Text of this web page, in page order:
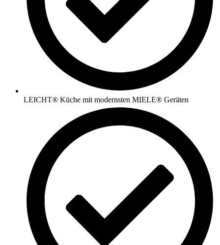
LEICHT® Küche mit modernsten MIELE® Geräten